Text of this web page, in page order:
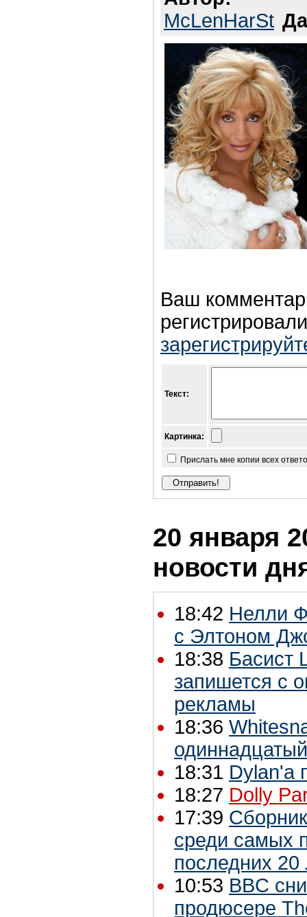
McLenHarSt
Ваш
Текст:
Картинка:
Прислать мне копии всех
20 января
новости
18:42 Нелли
с Элтоном
18:38 Басист
запишется с
рекламы
18:36
18:31 Dylan'a
18:27 Dolly
17:39
среди самых
последних 20
10:53 BBC
продюсере